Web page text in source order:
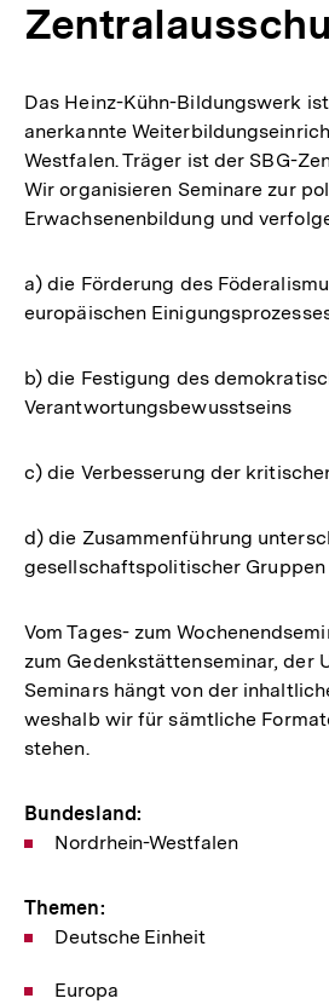
Das Heinz-Kühn-Bildungswerk
anerkannte
Westfalen. Träger ist der SBG-
Wir organisieren Seminare zur
Erwachsenenbildung und
a) die Förderung des
europäischen
b) die Festigung des
Verantwortungsbewusstseins
c) die Verbesserung der
d) die Zusammenführung
gesellschaftspolitischer Gruppen
Vom Tages- zum
zum Gedenkstättenseminar, der
Seminars hängt von der
weshalb wir für sämtliche
stehen.
Bundesland:
Nordrhein-Westfalen
Themen:
Deutsche Einheit
Europa